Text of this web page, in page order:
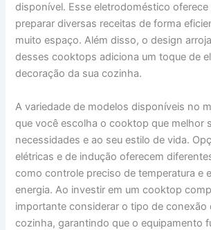
disponível. Esse eletrodoméstico
preparar diversas receitas de forma
muito espaço. Além disso, o design
desses cooktops adiciona um toque de
decoração da sua cozinha.
A variedade de modelos disponíveis no
que você escolha o cooktop que melhor
necessidades e ao seu estilo de vida.
elétricas e de indução oferecem
como controle preciso de temperatura e
energia. Ao investir em um cooktop
importante considerar o tipo de conexão
cozinha, garantindo que o equipamento